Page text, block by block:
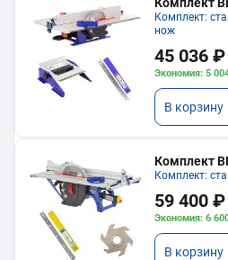
Комплект
Комплект:
нож
45 036 ₽
Экономия: 5
В корзину
Комплект
Комплект:
59 400 ₽
Экономия: 6
В корзину